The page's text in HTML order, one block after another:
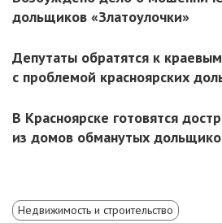
дольщиков «Златоулочки»
Депутаты обратятся к
с проблемой красноярских
В Красноярске готовятся
из домов обманутых
Недвижимость и строительство